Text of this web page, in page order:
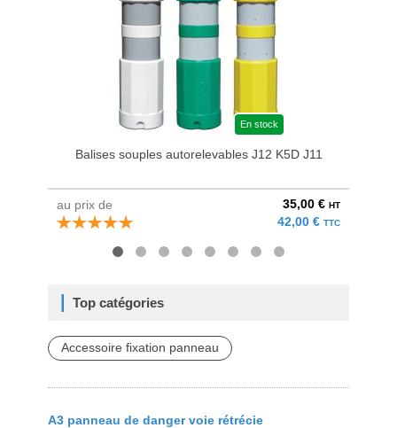
En stock
Balises souples autorelevables J12 K5D J11
au prix de 35,00 € HT
42,00 € TTC
Top catégories
Accessoire fixation panneau
A3 panneau de danger voie rétrécie